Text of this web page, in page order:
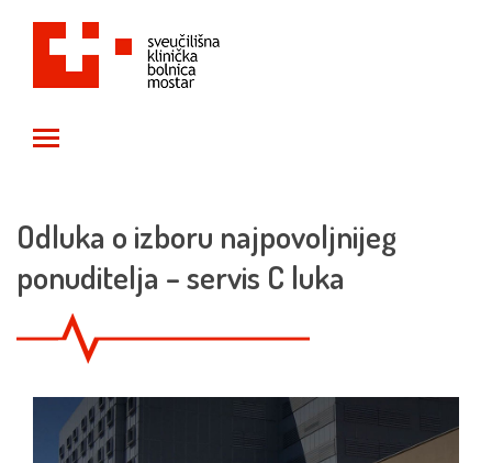
Odluka o izboru najpovoljnijeg
ponuditelja – servis C luka